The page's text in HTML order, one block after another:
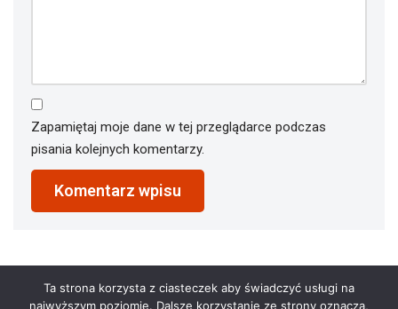
Zapamiętaj moje dane w tej przeglądarce podczas
pisania kolejnych komentarzy.
Ta strona korzysta z ciasteczek aby świadczyć usługi na
najwyższym poziomie. Dalsze korzystanie ze strony oznacza,